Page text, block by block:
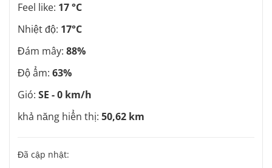
Feel like: 17 °C
Nhiệt độ: 17°C
Đám mây: 88%
Độ ẩm: 63%
Gió: SE - 0 km/h
khả năng hiển thị: 50,62 km
Đã cập nhật: